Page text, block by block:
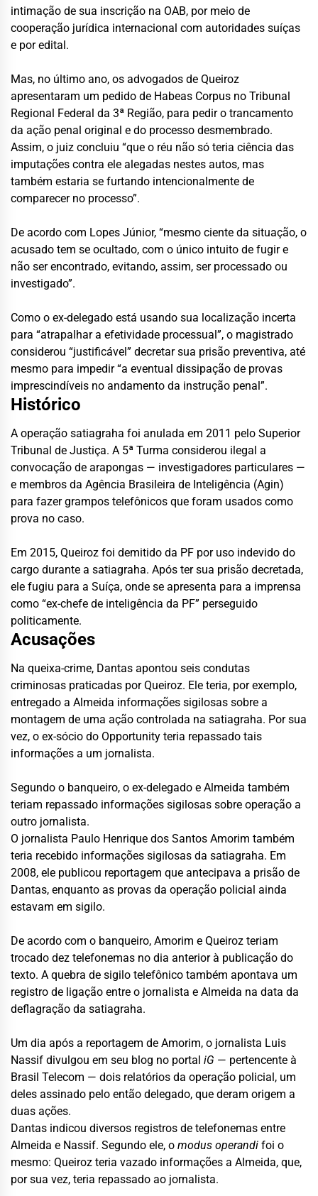
intimação de sua inscrição na OAB, por meio de
cooperação jurídica internacional com autoridades suíças
e por edital.
Mas, no último ano, os advogados de Queiroz
apresentaram um pedido de Habeas Corpus no Tribunal
Regional Federal da 3ª Região, para pedir o trancamento
da ação penal original e do processo desmembrado.
Assim, o juiz concluiu “que o réu não só teria ciência das
imputações contra ele alegadas nestes autos, mas
também estaria se furtando intencionalmente de
comparecer no processo”.
De acordo com Lopes Júnior, “mesmo ciente da situação, o
acusado tem se ocultado, com o único intuito de fugir e
não ser encontrado, evitando, assim, ser processado ou
investigado”.
Como o ex-delegado está usando sua localização incerta
para “atrapalhar a efetividade processual”, o magistrado
considerou “justificável” decretar sua prisão preventiva, até
mesmo para impedir “a eventual dissipação de provas
imprescindíveis no andamento da instrução penal”.
Histórico
A operação satiagraha foi anulada em 2011 pelo Superior
Tribunal de Justiça. A 5ª Turma considerou ilegal a
convocação de arapongas — investigadores particulares —
e membros da Agência Brasileira de Inteligência (Agin)
para fazer grampos telefônicos que foram usados como
prova no caso.
Em 2015, Queiroz foi demitido da PF por uso indevido do
cargo durante a satiagraha. Após ter sua prisão decretada,
ele fugiu para a Suíça, onde se apresenta para a imprensa
como “ex-chefe de inteligência da PF” perseguido
politicamente.
Acusações
Na queixa-crime, Dantas apontou seis condutas
criminosas praticadas por Queiroz. Ele teria, por exemplo,
entregado a Almeida informações sigilosas sobre a
montagem de uma ação controlada na satiagraha. Por sua
vez, o ex-sócio do Opportunity teria repassado tais
informações a um jornalista.
Segundo o banqueiro, o ex-delegado e Almeida também
teriam repassado informações sigilosas sobre operação a
outro jornalista.
O jornalista Paulo Henrique dos Santos Amorim também
teria recebido informações sigilosas da satiagraha. Em
2008, ele publicou reportagem que antecipava a prisão de
Dantas, enquanto as provas da operação policial ainda
estavam em sigilo.
De acordo com o banqueiro, Amorim e Queiroz teriam
trocado dez telefonemas no dia anterior à publicação do
texto. A quebra de sigilo telefônico também apontava um
registro de ligação entre o jornalista e Almeida na data da
deflagração da satiagraha.
Um dia após a reportagem de Amorim, o jornalista Luis
Nassif divulgou em seu blog no portal iG — pertencente à
Brasil Telecom — dois relatórios da operação policial, um
deles assinado pelo então delegado, que deram origem a
duas ações.
Dantas indicou diversos registros de telefonemas entre
Almeida e Nassif. Segundo ele, o modus operandi foi o
mesmo: Queiroz teria vazado informações a Almeida, que,
por sua vez, teria repassado ao jornalista.